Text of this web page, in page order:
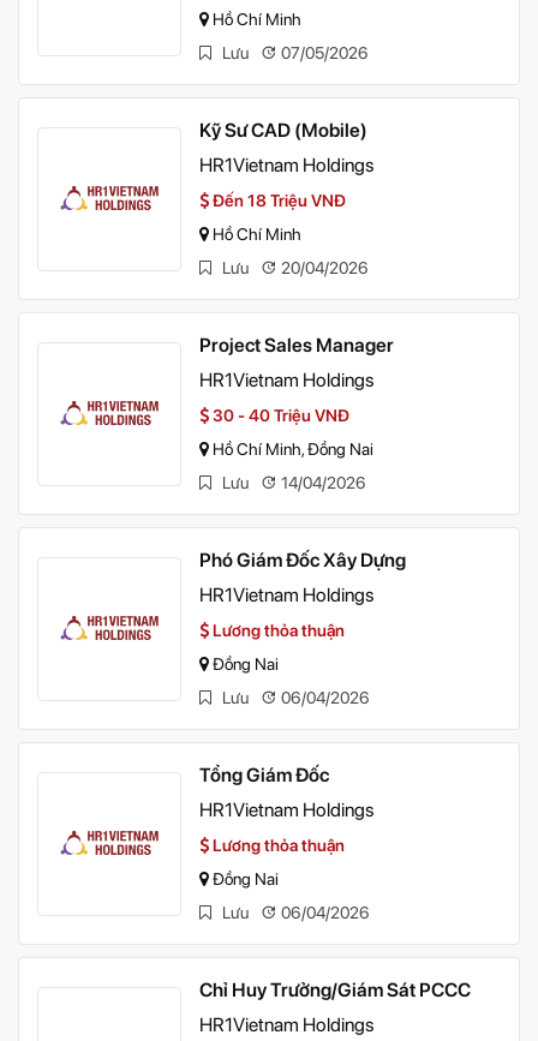
Hồ Chí Minh
Lưu
07/05/2026
Kỹ Sư CAD (Mobile)
HR1Vietnam Holdings
Đến 18 Triệu VNĐ
Hồ Chí Minh
Lưu
20/04/2026
Project Sales Manager
HR1Vietnam Holdings
30 - 40 Triệu VNĐ
Hồ Chí Minh, Đồng Nai
Lưu
14/04/2026
Phó Giám Đốc Xây Dựng
HR1Vietnam Holdings
Lương thỏa thuận
Đồng Nai
Lưu
06/04/2026
Tổng Giám Đốc
HR1Vietnam Holdings
Lương thỏa thuận
Đồng Nai
Lưu
06/04/2026
Chỉ Huy Trưởng/Giám Sát PCCC
HR1Vietnam Holdings